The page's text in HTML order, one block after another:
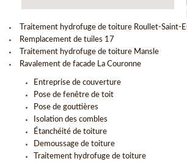
Traitement hydrofuge de toiture Roullet-Saint-
Remplacement de tuiles 17
Traitement hydrofuge de toiture Mansle
Ravalement de facade La Couronne
Entreprise de couverture
Pose de fenêtre de toit
Pose de gouttières
Isolation des combles
Étanchéité de toiture
Demoussage de toiture
Traitement hydrofuge de toiture